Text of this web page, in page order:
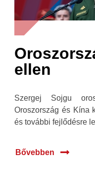
ellen
Szergej Sojgu
Oroszország és Kína
és további fejlődésre
Bővebben